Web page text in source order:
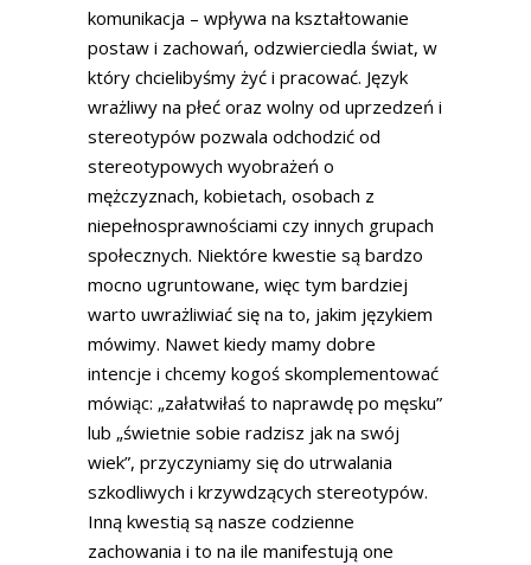
komunikacja – wpływa na kształtowanie
postaw i zachowań, odzwierciedla świat, w
który chcielibyśmy żyć i pracować. Język
wrażliwy na płeć oraz wolny od uprzedzeń i
stereotypów pozwala odchodzić od
stereotypowych wyobrażeń o
mężczyznach, kobietach, osobach z
niepełnosprawnościami czy innych grupach
społecznych. Niektóre kwestie są bardzo
mocno ugruntowane, więc tym bardziej
warto uwrażliwiać się na to, jakim językiem
mówimy. Nawet kiedy mamy dobre
intencje i chcemy kogoś skomplementować
mówiąc: „załatwiłaś to naprawdę po męsku”
lub „świetnie sobie radzisz jak na swój
wiek”, przyczyniamy się do utrwalania
szkodliwych i krzywdzących stereotypów.
Inną kwestią są nasze codzienne
zachowania i to na ile manifestują one